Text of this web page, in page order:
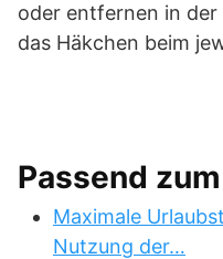
oder entfernen in der
das Häkchen beim
Passend
Maximale
Nutzung der…